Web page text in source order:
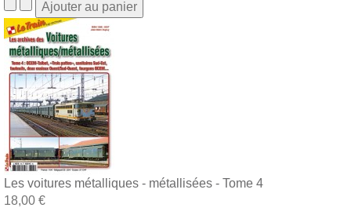
Les voitures métalliques - métallisées - Tome 4
18,00 €